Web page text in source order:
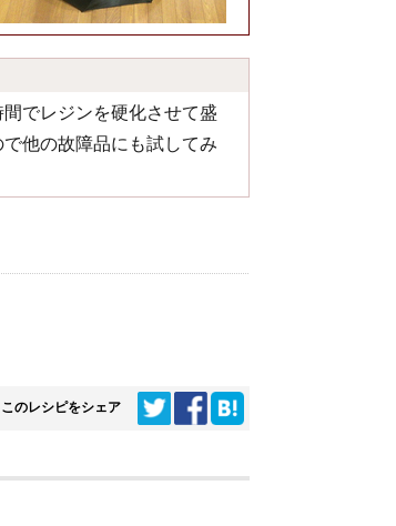
でレジンを硬化させて盛
他の故障品にも試してみ
このレシピをシェア